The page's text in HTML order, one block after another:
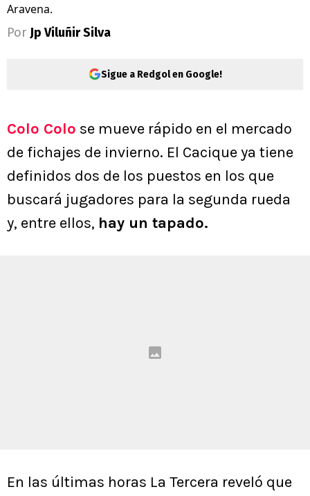
Aravena.
Por Jp Viluñir Silva
Sigue a Redgol en Google!
Colo Colo se mueve rápido en el mercado
de fichajes de invierno. El Cacique ya tiene
definidos dos de los puestos en los que
buscará jugadores para la segunda rueda
y, entre ellos, hay un tapado.
En las últimas horas La Tercera reveló que